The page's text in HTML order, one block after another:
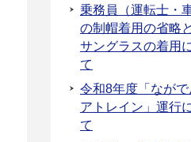
乗務員（運転士・
の制帽着用の省略
サングラスの着用
て
令和8年度「なが
アトレイン」運行
て